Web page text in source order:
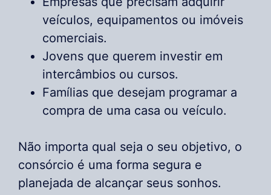
veículos, equipamentos ou imóveis
comerciais.
Jovens que querem investir em
intercâmbios ou cursos.
Famílias que desejam programar a
compra de uma casa ou veículo.
Não importa qual seja o seu objetivo, o
consórcio é uma forma segura e
planejada de alcançar seus sonhos.